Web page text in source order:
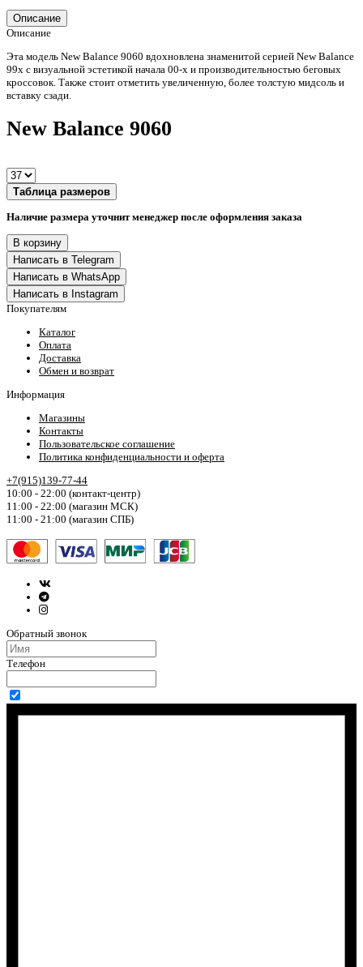
Описание
Описание
Эта модель New Balance 9060 вдохновлена знаменитой серией New Balance
99x с визуальной эстетикой начала 00-х и производительностью беговых
кроссовок. Также стоит отметить увеличенную, более толстую мидсоль и
вставку сзади.
New Balance 9060
Таблица размеров
Наличие размера уточнит менеджер после оформления заказа
В корзину
Написать в Telegram
Написать в WhatsApp
Написать в Instagram
Покупателям
Каталог
Оплата
Доставка
Обмен и возврат
Информация
Магазины
Контакты
Пользовательское соглашение
Политика конфиденциальности и оферта
+7(915)139-77-44
10:00 - 22:00 (контакт-центр)
11:00 - 22:00 (магазин МСК)
11:00 - 21:00 (магазин СПБ)
Обратный звонок
Телефон